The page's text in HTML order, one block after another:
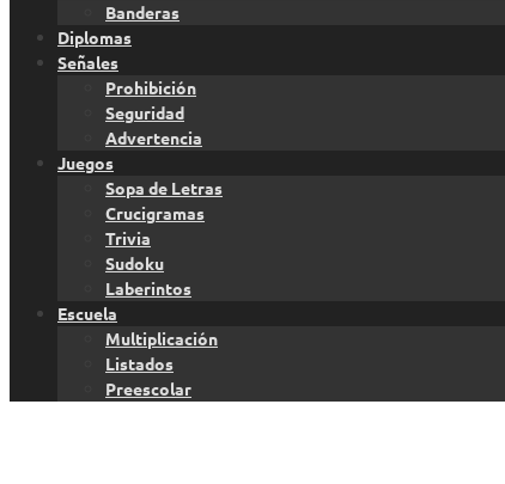
Banderas
Diplomas
Señales
Prohibición
Seguridad
Advertencia
Juegos
Sopa de Letras
Crucigramas
Trivia
Sudoku
Laberintos
Escuela
Multiplicación
Listados
Preescolar